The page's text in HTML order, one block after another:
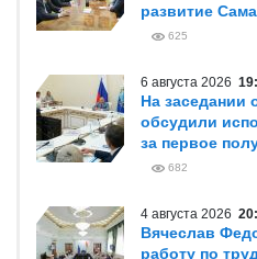
развитие
625
6 августа 2026
На заседании
обсудили
за первое
682
4 августа 2026
Вячеслав
работу по